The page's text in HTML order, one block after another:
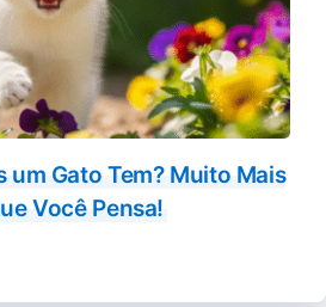
um Gato Tem? Muito Mais
Você Pensa!